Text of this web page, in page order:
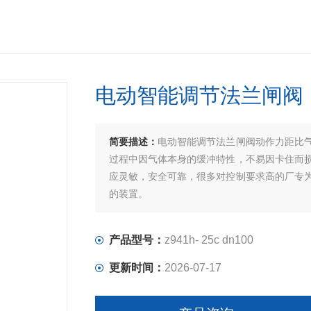
电动智能调节法兰闸阀
简要描述： 电动智能调节法兰闸阀动作力距比
过程中因气体本身的缓冲特性，不易因卡住而
应灵敏，安全可靠，很多对控制要求高的厂专
的装置。
产品型号： z941h- 25c dn100
更新时间： 2026-07-17